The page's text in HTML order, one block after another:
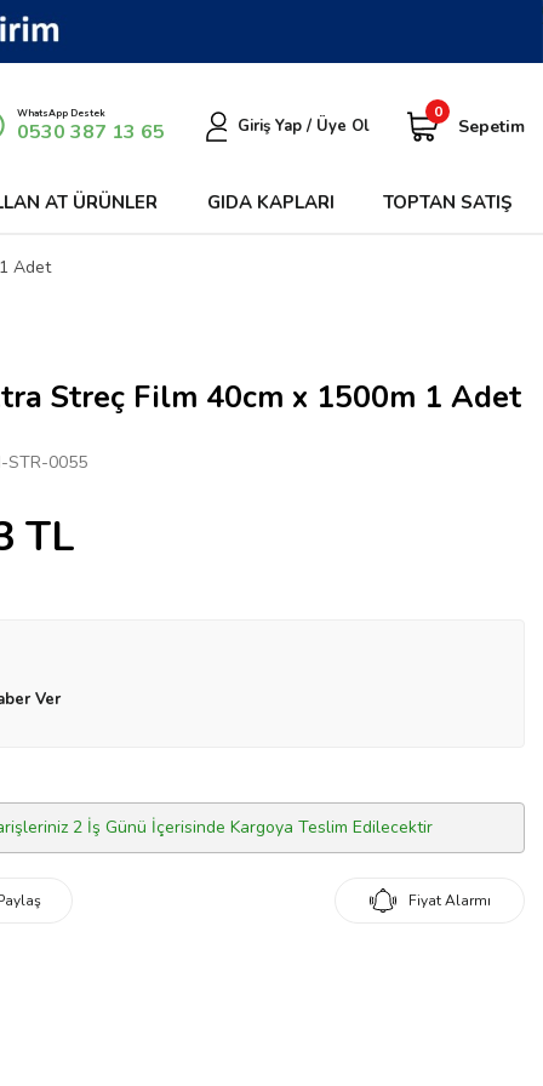
WhatsApp Destek
0530 387 13 65 Giriş Yap / Üye Ol
0
Sepetim
AT ÜRÜNLER GIDA KAPLARI TOPTAN SATIŞ
Adet
Streç Film 40cm x 1500m 1 Adet
STR-0055
TL
Ver
2 İş Günü İçerisinde Kargoya Teslim Edilecektir
Fiyat Alarmı